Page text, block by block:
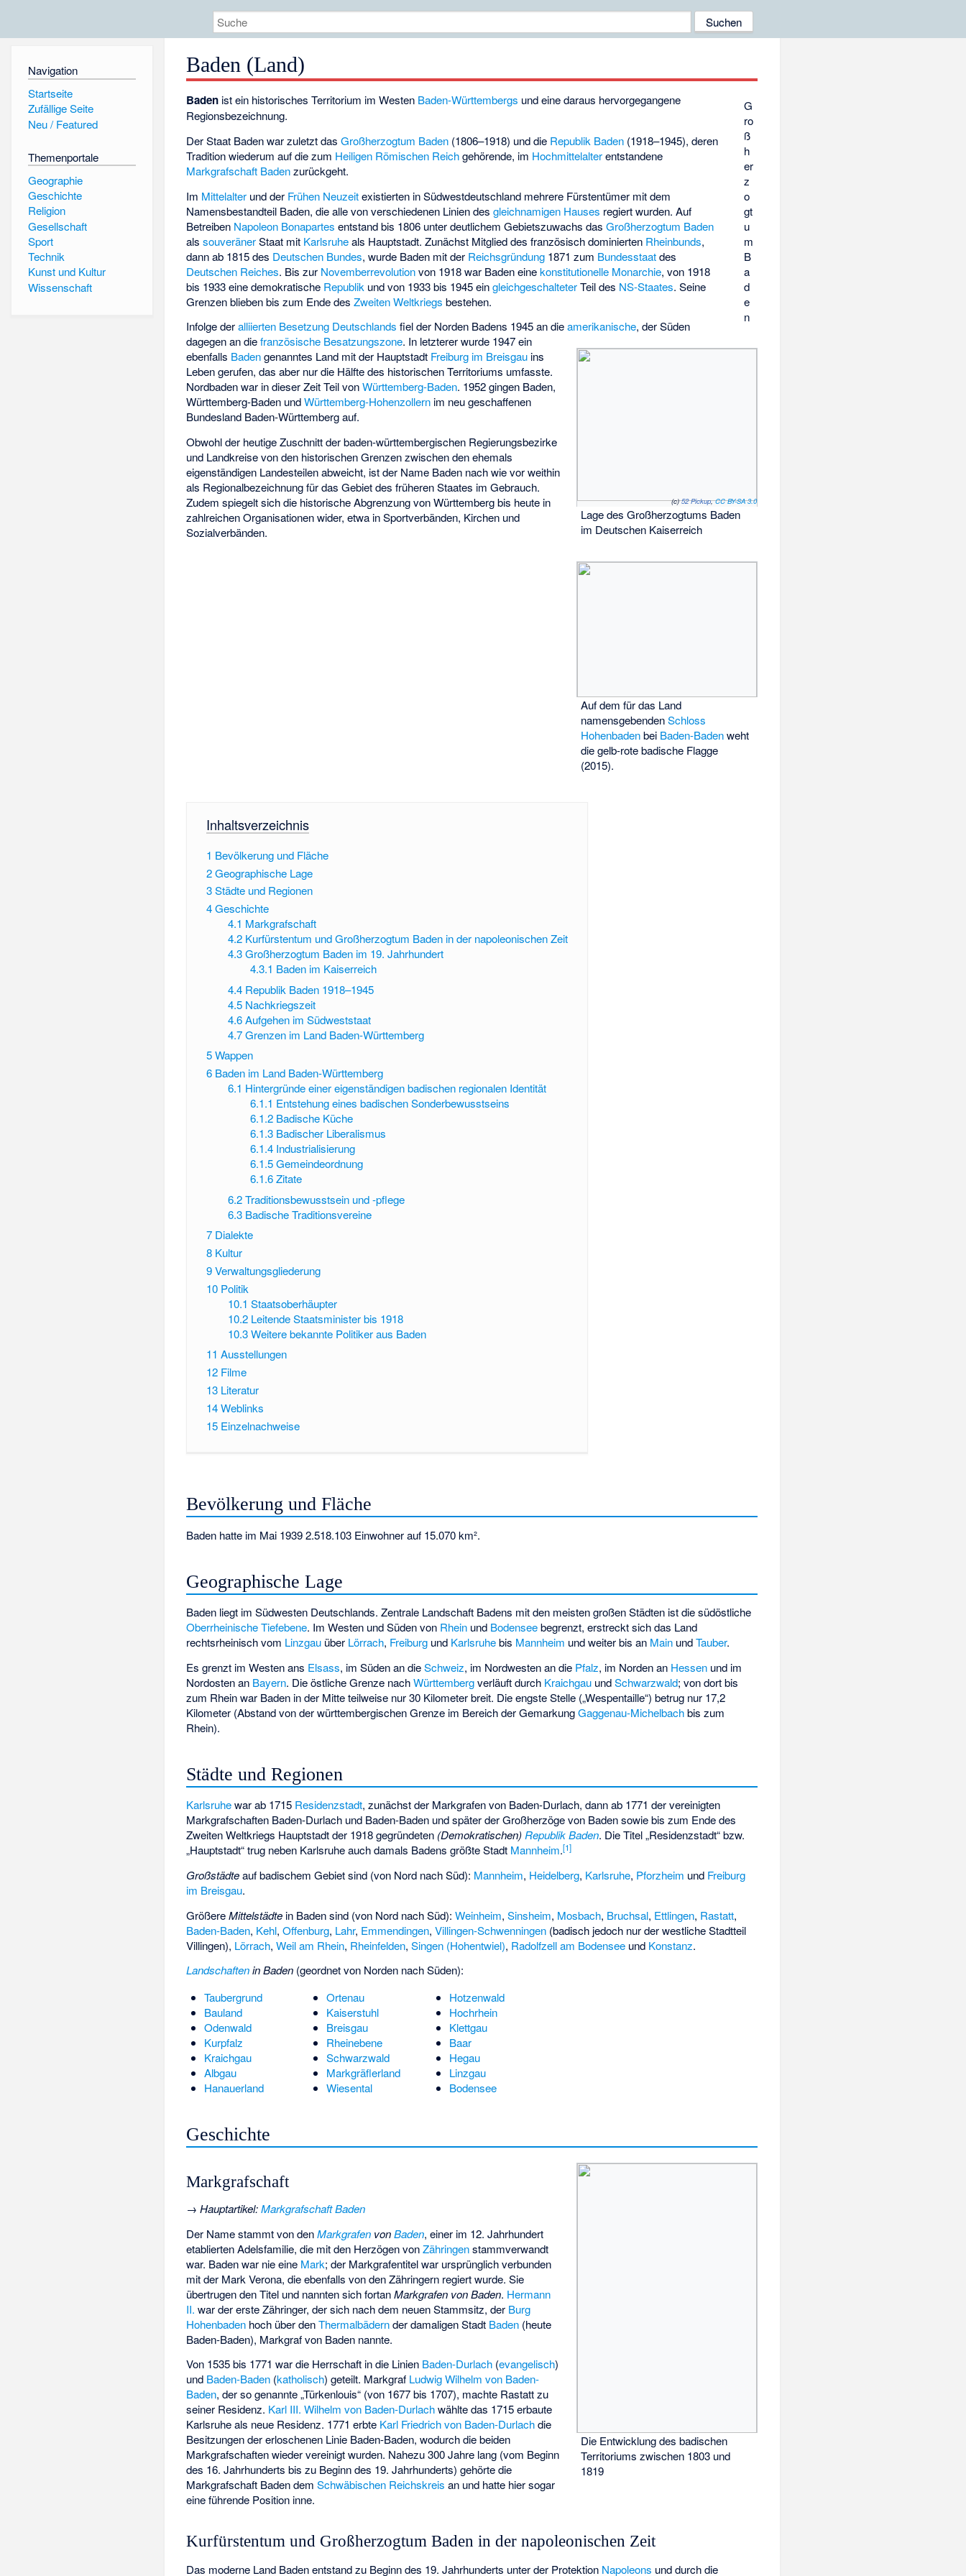
Navigation
Startseite
Zufällige Seite
Neu / Featured
Themenportale
Geographie
Geschichte
Religion
Gesellschaft
Sport
Technik
Kunst und Kultur
Wissenschaft
Baden (Land)
G
ro
ß
h
er
z
o
gt
u
m
B
a
d
e
n
(c)52 Pickup,CC BY-SA 3.0
Lage des Großherzogtums Baden
im Deutschen Kaiserreich
Auf dem für das Land
namensgebendenSchloss
Hohenbadenbei Baden-Badenweht
die gelb-rote badische Flagge
(2015).
Baden ist ein historisches Territorium im Westen Baden-Württembergs und eine daraus hervorgegangene
Regionsbezeichnung.
Der Staat Baden war zuletzt dasGroßherzogtum Baden (1806–1918) und die Republik Baden (1918–1945), deren
Tradition wiederum auf die zum Heiligen Römischen Reichgehörende, im Hochmittelalterentstandene
Markgrafschaft Badenzurückgeht.
Im Mittelalter und der Frühen Neuzeitexistierten in Südwestdeutschland mehrere Fürstentümer mit dem
Namensbestandteil Baden, die alle von verschiedenen Linien desgleichnamigen Hauses regiert wurden. Auf
Betreiben Napoleon Bonapartes entstand bis 1806 unter deutlichem Gebietszuwachs dasGroßherzogtum Baden
alssouveränerStaat mit Karlsruheals Hauptstadt. Zunächst Mitglied des französisch dominierten Rheinbunds,
dann ab 1815 des Deutschen Bundes, wurde Baden mit der Reichsgründung 1871 zum Bundesstaatdes
Deutschen Reiches. Bis zur Novemberrevolutionvon 1918 war Baden einekonstitutionelle Monarchie, von 1918
bis 1933 eine demokratische Republik und von 1933 bis 1945 eingleichgeschalteterTeil des NS-Staates. Seine
Grenzen blieben bis zum Ende desZweiten Weltkriegs bestehen.
Infolge deralliierten Besetzung Deutschlands fiel der Norden Badens 1945 an dieamerikanische, der Süden
dagegen an diefranzösische Besatzungszone. In letzterer wurde 1947 ein
ebenfalls Badengenanntes Land mit der Hauptstadt Freiburg im Breisgau ins
Leben gerufen, das aber nur die Hälfte des historischen Territoriums umfasste.
Nordbaden war in dieser Zeit Teil vonWürttemberg-Baden. 1952 gingen Baden,
Württemberg-Baden undWürttemberg-Hohenzollern im neu geschaffenen
Bundesland Baden-Württemberg auf.
Obwohl der heutige Zuschnitt der baden-württembergischen Regierungsbezirke
und Landkreise von den historischen Grenzen zwischen den ehemals
eigenständigen Landesteilen abweicht, ist der Name Baden nach wie vor weithin
als Regionalbezeichnung für das Gebiet des früheren Staates im Gebrauch.
Zudem spiegelt sich die historische Abgrenzung von Württemberg bis heute in
zahlreichen Organisationen wider, etwa in Sportverbänden, Kirchen und
Sozialverbänden.
Inhaltsverzeichnis
1 Bevölkerung und Fläche
2Geographische Lage
3Städte und Regionen
4Geschichte
4.1 Markgrafschaft
4.2 Kurfürstentum und Großherzogtum Baden in der napoleonischen Zeit
4.3 Großherzogtum Baden im 19. Jahrhundert
4.3.1 Baden im Kaiserreich
4.4 Republik Baden 1918–1945
4.5 Nachkriegszeit
4.6 Aufgehen im Südweststaat
4.7 Grenzen im Land Baden-Württemberg
5Wappen
6 Baden im Land Baden-Württemberg
6.1 Hintergründe einer eigenständigen badischen regionalen Identität
6.1.1 Entstehung eines badischen Sonderbewusstseins
6.1.2 Badische Küche
6.1.3 Badischer Liberalismus
6.1.4 Industrialisierung
6.1.5 Gemeindeordnung
6.1.6 Zitate
6.2 Traditionsbewusstsein und -pflege
6.3 Badische Traditionsvereine
7 Dialekte
8 Kultur
9Verwaltungsgliederung
10 Politik
10.1 Staatsoberhäupter
10.2 Leitende Staatsminister bis 1918
10.3 Weitere bekannte Politiker aus Baden
11 Ausstellungen
12 Filme
13 Literatur
14Weblinks
15 Einzelnachweise
Bevölkerung und Fläche
Baden hatte im Mai 1939 2.518.103 Einwohner auf 15.070 km².
Geographische Lage
Baden liegt im Südwesten Deutschlands. Zentrale Landschaft Badens mit den meisten großen Städten ist die südöstliche
Oberrheinische Tiefebene. Im Westen und Süden von Rhein und Bodenseebegrenzt, erstreckt sich das Land
rechtsrheinisch vom Linzgau über Lörrach, Freiburg und Karlsruhebis Mannheim und weiter bis an Main undTauber.
Es grenzt im Westen ans Elsass, im Süden an dieSchweiz, im Nordwesten an die Pfalz, im Norden an Hessen und im
Nordosten an Bayern. Die östliche Grenze nachWürttembergverläuft durch Kraichgau undSchwarzwald; von dort bis
zum Rhein war Baden in der Mitte teilweise nur 30 Kilometer breit. Die engste Stelle („Wespentaille“) betrug nur 17,2
Kilometer (Abstand von der württembergischen Grenze im Bereich der GemarkungGaggenau-Michelbachbis zum
Rhein).
Städte und Regionen
Karlsruhewar ab 1715 Residenzstadt, zunächst der Markgrafen von Baden-Durlach, dann ab 1771 der vereinigten
Markgrafschaften Baden-Durlach und Baden-Baden und später der Großherzöge von Baden sowie bis zum Ende des
Zweiten Weltkriegs Hauptstadt der 1918 gegründeten (Demokratischen)Republik Baden. Die Titel „Residenzstadt“ bzw.
„Hauptstadt“ trug neben Karlsruhe auch damals Badens größte Stadt Mannheim.[1]
Großstädteauf badischem Gebiet sind (von Nord nach Süd): Mannheim, Heidelberg, Karlsruhe, Pforzheim und Freiburg
im Breisgau.
GrößereMittelstädte in Baden sind (von Nord nach Süd):Weinheim,Sinsheim, Mosbach, Bruchsal, Ettlingen, Rastatt,
Baden-Baden, Kehl,Offenburg, Lahr, Emmendingen,Villingen-Schwenningen (badisch jedoch nur der westliche Stadtteil
Villingen), Lörrach,Weil am Rhein, Rheinfelden,Singen (Hohentwiel), Radolfzell am Bodensee und Konstanz.
Landschaftenin Baden (geordnet von Norden nach Süden):
Taubergrund
Bauland
Odenwald
Kurpfalz
Kraichgau
Albgau
Hanauerland
Ortenau
Kaiserstuhl
Breisgau
Rheinebene
Schwarzwald
Markgräflerland
Wiesental
Hotzenwald
Hochrhein
Klettgau
Baar
Hegau
Linzgau
Bodensee
Geschichte
Die Entwicklung des badischen
Territoriums zwischen 1803 und
1819
Markgrafschaft
→Hauptartikel:Markgrafschaft Baden
Der Name stammt von denMarkgrafen vonBaden, einer im 12. Jahrhundert
etablierten Adelsfamilie, die mit den Herzögen vonZähringenstammverwandt
war. Baden war nie eine Mark; der Markgrafentitel war ursprünglich verbunden
mit der Mark Verona, die ebenfalls von den Zähringern regiert wurde. Sie
übertrugen den Titel und nannten sich fortanMarkgrafen von Baden. Hermann
II. war der erste Zähringer, der sich nach dem neuen Stammsitz, der Burg
Hohenbaden hoch über denThermalbädernder damaligen Stadt Baden (heute
Baden-Baden), Markgraf von Baden nannte.
Von 1535 bis 1771 war die Herrschaft in die Linien Baden-Durlach (evangelisch)
und Baden-Baden (katholisch) geteilt. Markgraf Ludwig Wilhelm von Baden-
Baden, der so genannte „Türkenlouis“ (von 1677 bis 1707), machte Rastatt zu
seiner Residenz. Karl III. Wilhelm von Baden-Durlachwählte das 1715 erbaute
Karlsruhe als neue Residenz. 1771 erbte Karl Friedrich von Baden-Durlachdie
Besitzungen der erloschenen Linie Baden-Baden, wodurch die beiden
Markgrafschaften wieder vereinigt wurden. Nahezu 300 Jahre lang (vom Beginn
des 16. Jahrhunderts bis zu Beginn des 19. Jahrhunderts) gehörte die
Markgrafschaft Baden demSchwäbischen Reichskreis an und hatte hier sogar
eine führende Position inne.
Kurfürstentum und Großherzogtum Baden in der napoleonischen Zeit
Das moderne Land Baden entstand zu Beginn des 19. Jahrhunderts unter der Protektion Napoleons und durch die